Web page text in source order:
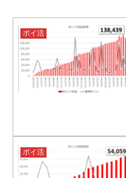
ポイ活
ポイ活